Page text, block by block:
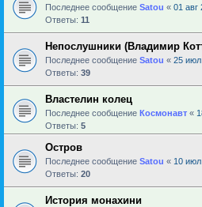
Последнее сообщение Satou « 01 авг
Ответы: 11
Непослушники (Владимир
Последнее сообщение Satou « 25 июл
Ответы: 39
Властелин колец
Последнее сообщение Космонавт «
Ответы: 5
Остров
Последнее сообщение Satou « 10
Ответы: 20
История монахини